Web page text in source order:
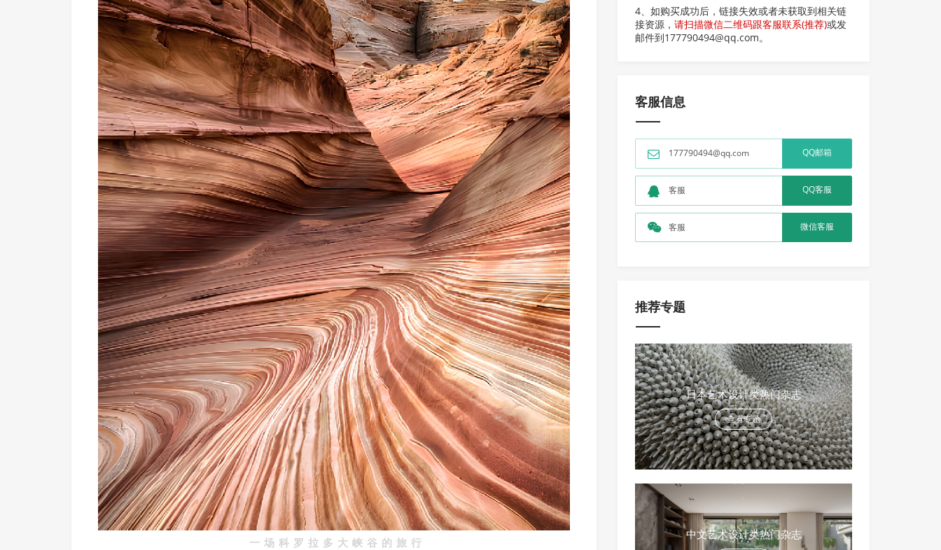
一 场 科 罗 拉 多 大 峡 谷 的 旅 行
4、如购买成功后，链接失效或者未获取到相关链
接资源，请扫描微信二维码跟客服联系(推荐)或发
邮件到177790494@qq.com。
客服信息
177790494@qq.com QQ邮箱
客服 QQ客服
客服 微信客服
推荐专题
日本艺术设计类热门杂志
查看专题
中文艺术设计类热门杂志